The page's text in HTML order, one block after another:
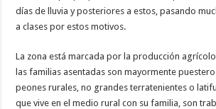
días de lluvia y posteriores a estos, pasando
a clases por estos motivos.
La zona está marcada por la producción
las familias asentadas son mayormente
peones rurales, no grandes terratenientes o
que vive en el medio rural con su familia, son